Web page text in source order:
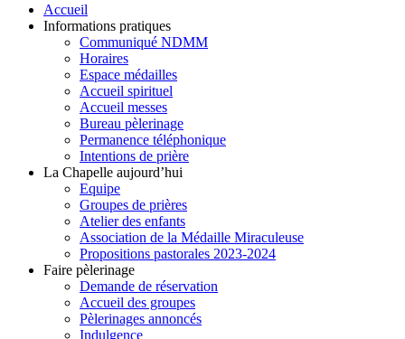
Accueil
Informations pratiques
Communiqué NDMM
Horaires
Espace médailles
Accueil spirituel
Accueil messes
Bureau pèlerinage
Permanence téléphonique
Intentions de prière
La Chapelle aujourd’hui
Equipe
Groupes de prières
Atelier des enfants
Association de la Médaille Miraculeuse
Propositions pastorales 2023-2024
Faire pèlerinage
Demande de réservation
Accueil des groupes
Pèlerinages annoncés
Indulgence